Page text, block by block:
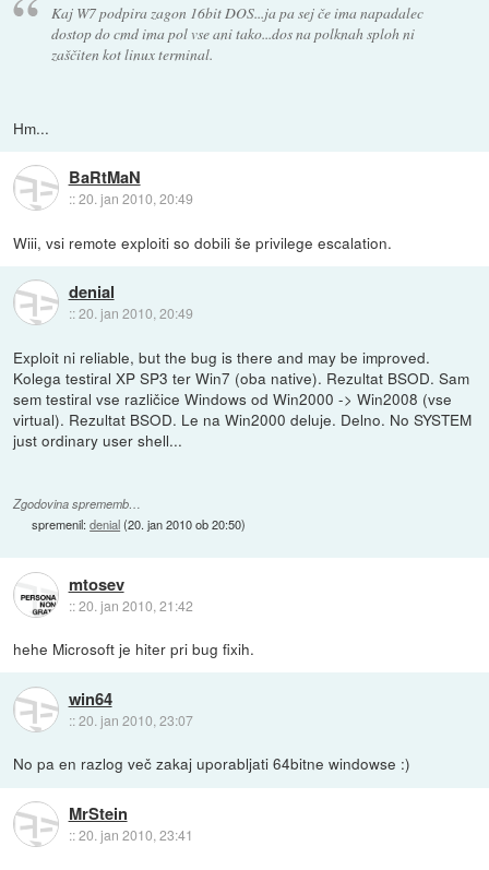
Kaj W7 podpira zagon 16bit DOS...ja pa sej če ima napadalec
dostop do cmd ima pol vse ani tako...dos na polknah sploh ni
zaščiten kot linux terminal.
Hm...
BaRtMaN
::20. jan 2010, 20:49
Wiii, vsi remote exploiti so dobili še privilege escalation.
denial
::20. jan 2010, 20:49
Exploit ni reliable, but the bug is there and may be improved.
Kolega testiral XP SP3 ter Win7 (oba native). Rezultat BSOD. Sam
sem testiral vse različice Windows od Win2000 -> Win2008 (vse
virtual). Rezultat BSOD. Le na Win2000 deluje. Delno. No SYSTEM
just ordinary user shell...
Zgodovina sprememb…
spremenil:denial(20. jan 2010 ob 20:50)
mtosev
::20. jan 2010, 21:42
hehe Microsoft je hiter pri bug fixih.
win64
::20. jan 2010, 23:07
No pa en razlog več zakaj uporabljati 64bitne windowse :)
MrStein
::20. jan 2010, 23:41